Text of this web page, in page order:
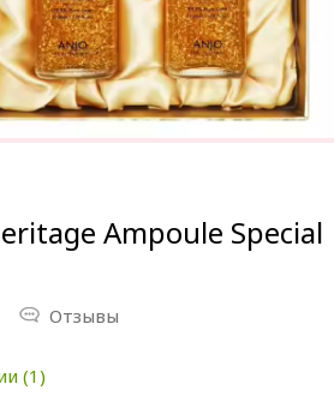
Ampoule Special
Отзывы
(1)